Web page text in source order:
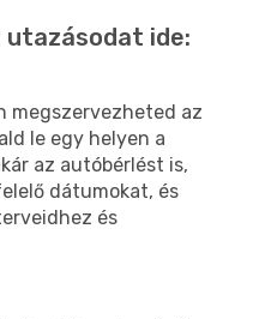
utazásodat ide:
megszervezheted az
le egy helyen a
az autóbérlést is,
dátumokat, és
és